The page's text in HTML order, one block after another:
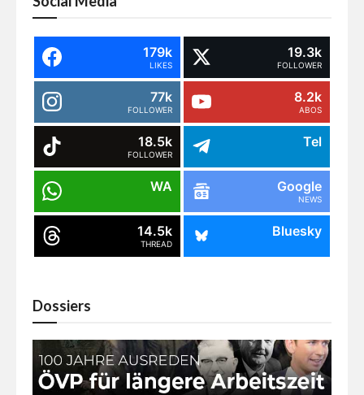
179k
LIKES
19.3k
FOLLOWER
77k
FOLLOWER
8.2k
ABOS
18.5k
FOLLOWER
Tel
WA Google
NEWS
14.5k
THREAD
Bluesky
Dossiers